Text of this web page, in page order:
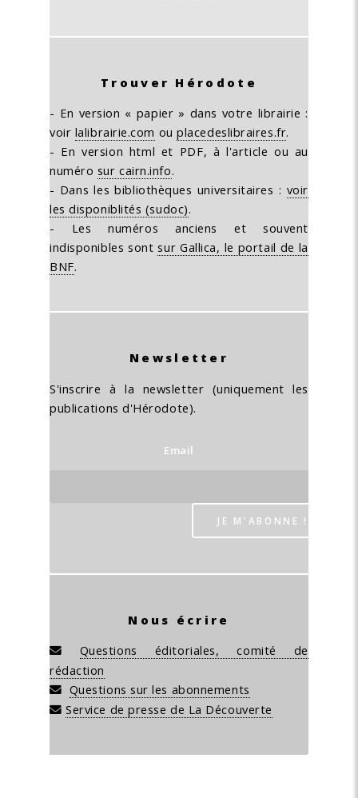
Trouver Hérodote
- En version « papier » dans votre librairie :
voir lalibrairie.com ouplacedeslibraires.fr.
- En version html et PDF, à l'article ou au
numéro sur cairn.info.
- Dans les bibliothèques universitaires : voir
les disponiblités (sudoc).
- Les numéros anciens et souvent
indisponibles sontsur Gallica, le portail de la
BNF.
Newsletter
S'inscrire à la newsletter (uniquement les
publications d'Hérodote).
Email
Nous écrire
Questions éditoriales, comité de
rédaction
Questions sur les abonnements
Service de presse de La Découverte